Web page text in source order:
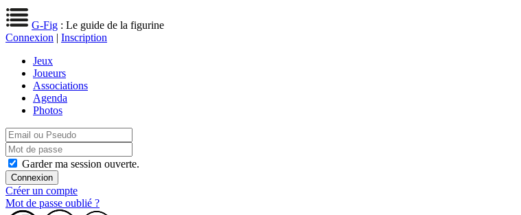
G-Fig : Le guide de la figurine
Connexion | Inscription
Jeux
Joueurs
Associations
Agenda
Photos
Garder ma session ouverte.
Créer un compte
Mot de passe oublié ?